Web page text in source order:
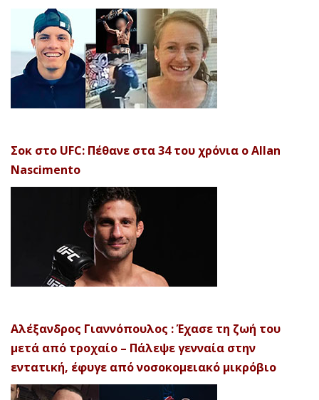
Σοκ στο UFC: Πέθανε στα 34 του χρόνια ο Allan
Nascimento
Αλέξανδρος Γιαννόπουλος : Έχασε τη ζωή του
μετά από τροχαίο – Πάλεψε γενναία στην
εντατική, έφυγε από νοσοκομειακό μικρόβιο